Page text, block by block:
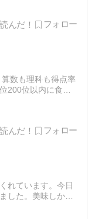
数も理科も得点率
200位以内に食い
れています。今日
した。美味しかっ